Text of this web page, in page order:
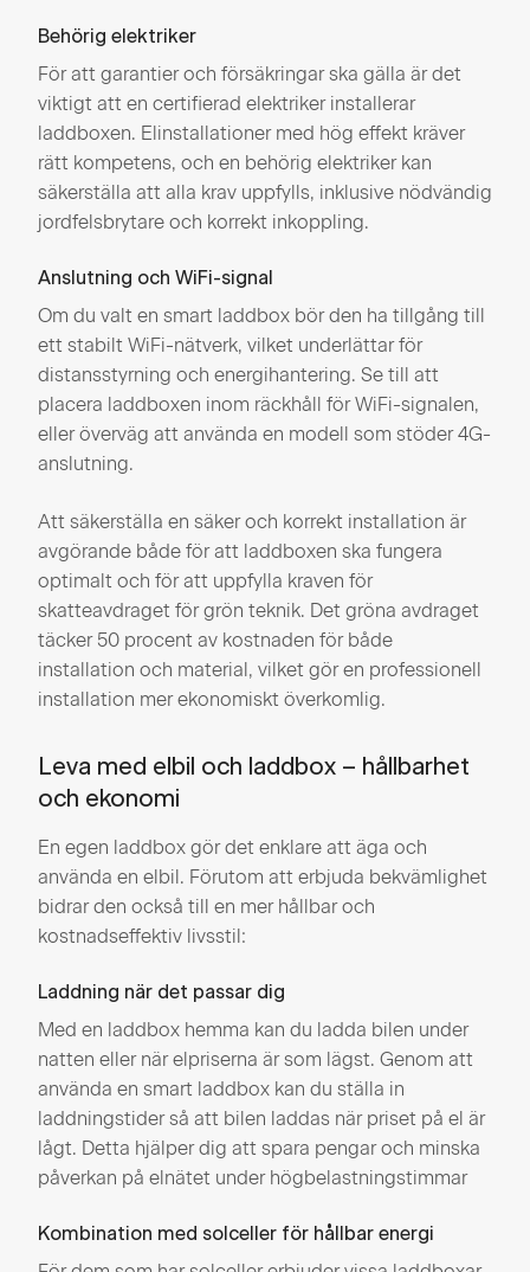
Behörig elektriker
För att garantier och försäkringar ska gälla är det
viktigt att en certifierad elektriker installerar
laddboxen. Elinstallationer med hög effekt kräver
rätt kompetens, och en behörig elektriker kan
säkerställa att alla krav uppfylls, inklusive nödvändig
jordfelsbrytare och korrekt inkoppling​.
Anslutning och WiFi-signal
Om du valt en smart laddbox bör den ha tillgång till
ett stabilt WiFi-nätverk, vilket underlättar för
distansstyrning och energihantering. Se till att
placera laddboxen inom räckhåll för WiFi-signalen,
eller överväg att använda en modell som stöder 4G-
anslutning​.
Att säkerställa en säker och korrekt installation är
avgörande både för att laddboxen ska fungera
optimalt och för att uppfylla kraven för
skatteavdraget för grön teknik. Det gröna avdraget
täcker 50 procent av kostnaden för både
installation och material, vilket gör en professionell
installation mer ekonomiskt överkomlig.
Leva med elbil och laddbox – hållbarhet
och ekonomi
En egen laddbox gör det enklare att äga och
använda en elbil. Förutom att erbjuda bekvämlighet
bidrar den också till en mer hållbar och
kostnadseffektiv livsstil:
Laddning när det passar dig
Med en laddbox hemma kan du ladda bilen under
natten eller när elpriserna är som lägst. Genom att
använda en smart laddbox kan du ställa in
laddningstider så att bilen laddas när priset på el är
lågt. Detta hjälper dig att spara pengar och minska
påverkan på elnätet under högbelastningstimmar
Kombination med solceller för hållbar energi